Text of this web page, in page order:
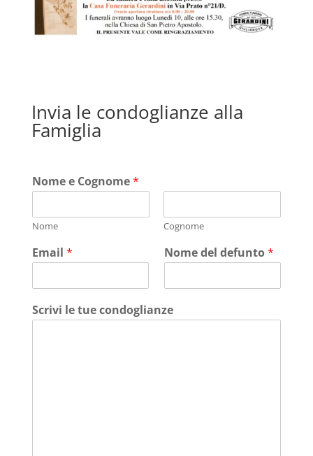
Invia le condoglianze alla
Famiglia
Nome e Cognome*
Nome Cognome
Email * Nome del defunto*
Scrivi le tue condoglianze